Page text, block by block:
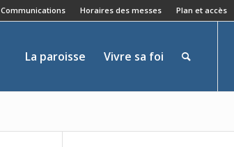
Communications Horaires des messes Plan et accès
La paroisse Vivre sa foi